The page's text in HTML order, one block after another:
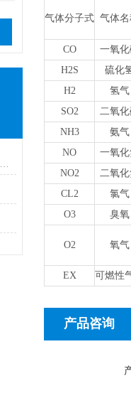
气体分子式 气体
CO
一氧
H2S
硫化
H2
氢气
SO2
二氧
NH3
氨气
NO
一氧
NO2
二氧
CL2
氯气
O3
臭氧
O2 氧气
EX 可燃性
产品咨询